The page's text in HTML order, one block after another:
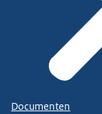
Documenten